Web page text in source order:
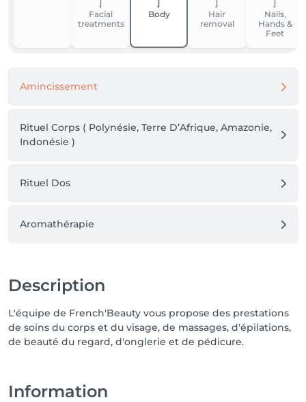
Facial
treatments
Body
Hair
removal
Nails,
Hands &
Feet
Amincissement
Rituel Corps ( Polynésie, Terre D’Afrique, Amazonie,
Indonésie )
Rituel Dos
Aromathérapie
Description
L'équipe de French'Beauty vous propose des prestations
de soins du corps et du visage, de massages, d'épilations,
de beauté du regard, d'onglerie et de pédicure.
Information